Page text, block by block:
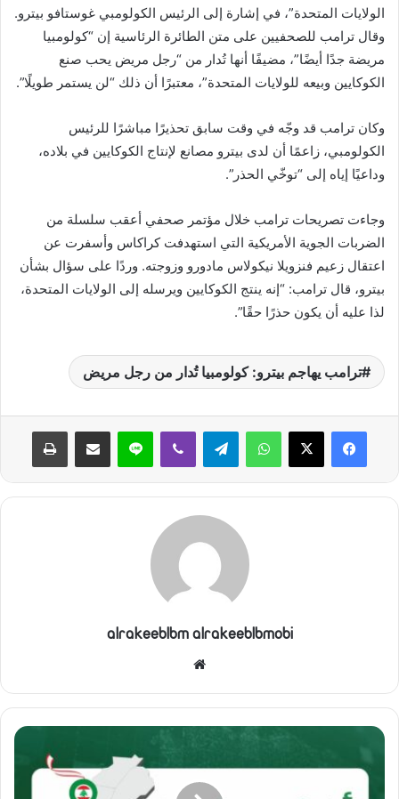
الولايات المتحدة”، في إشارة إلى الرئيس الكولومبي غوستافو بيترو.
وقال ترامب للصحفيين على متن الطائرة الرئاسية إن “كولومبيا
مريضة جدًا أيضًا”، مضيفًا أنها تُدار من “رجل مريض يحب صنع
الكوكايين وبيعه للولايات المتحدة”، معتبرًا أن ذلك “لن يستمر طويلًا”.
وكان ترامب قد وجّه في وقت سابق تحذيرًا مباشرًا للرئيس
الكولومبي، زاعمًا أن لدى بيترو مصانع لإنتاج الكوكايين في بلاده،
وداعيًا إياه إلى “توخّي الحذر”.
وجاءت تصريحات ترامب خلال مؤتمر صحفي أعقب سلسلة من
الضربات الجوية الأمريكية التي استهدفت كراكاس وأسفرت عن
اعتقال زعيم فنزويلا نيكولاس مادورو وزوجته. وردًا على سؤال بشأن
بيترو، قال ترامب: “إنه ينتج الكوكايين ويرسله إلى الولايات المتحدة،
لذا عليه أن يكون حذرًا حقًا”.
ترامب يهاجم بيترو: كولومبيا تُدار من رجل مريض
واتساب تيلقرام ڤايبر لاين مشاركة عبر البريد طباعة
alrakeeblbm alrakeeblbmobi